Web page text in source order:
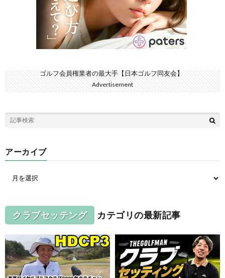
ゴルフ会員権業者の最大手【日本ゴルフ同友会】
Advertisement
アーカイブ
クラブセッテング カテゴリの最新記事